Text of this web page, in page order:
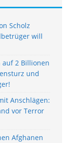
Scholz
will
2 Billionen
und
Anschlägen:
vor Terror
Afghanen